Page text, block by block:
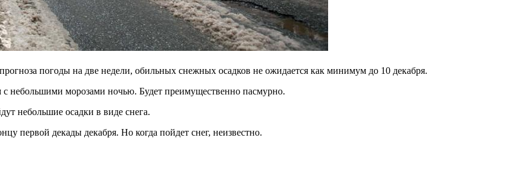
погоды на две недели, обильных снежных осадков не ожидается как минимум до 10 декабря.
с небольшими морозами ночью. Будет преимущественно пасмурно.
небольшие осадки в виде снега.
первой декады декабря. Но когда пойдет снег, неизвестно.